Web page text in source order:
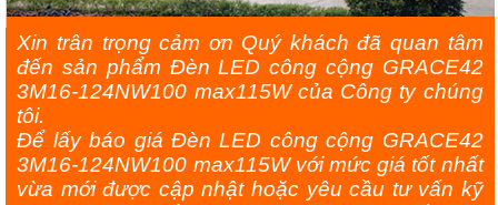
Xin trân trọng cảm ơn Quý khách đã quan tâm
đến sản phẩm Đèn LED công cộng GRACE42
3M16-124NW100 max115W của Công ty chúng
tôi.
Để lấy báo giá Đèn LED công cộng GRACE42
3M16-124NW100 max115W với mức giá tốt nhất
vừa mới được cập nhật hoặc yêu cầu tư vấn kỹ